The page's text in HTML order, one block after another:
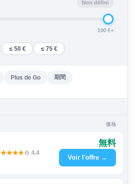
Non défini
100 €+
≤ 50 € ≤ 75 €
Plus de Go
期間
価格
★★★★☆ 4.4
無料
Voir l'offre →